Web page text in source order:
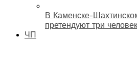
В Каменске-
претендуют три
ЧП